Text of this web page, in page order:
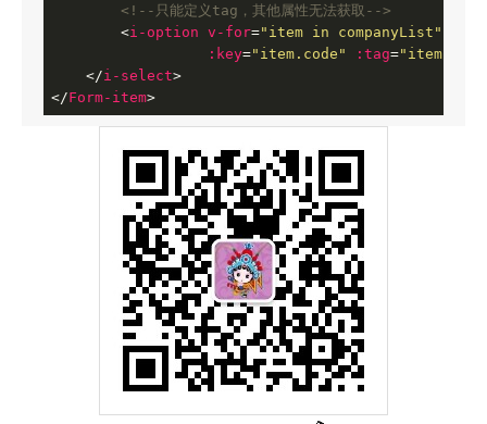
<!--只能定义tag，其他属性无法获取-->
<i-option v-for="item in companyList"
:key="item.code" :tag=
</i-select>
</Form-item>